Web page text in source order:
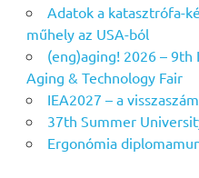
Adatok a katasztrófa-
műhely az USA-ból
(eng)aging! 2026 –
Aging & Technology Fair
IEA2027 – a
37th Summer
Ergonómia